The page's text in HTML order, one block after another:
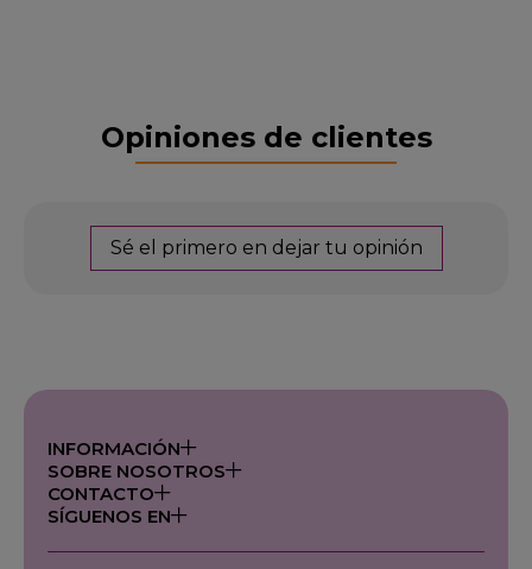
Opiniones de clientes
Sé el primero en dejar tu opinión
INFORMACIÓN
SOBRE NOSOTROS
CONTACTO
SÍGUENOS EN